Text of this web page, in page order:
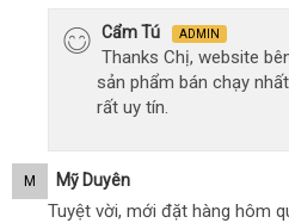
Cẩm Tú ADMIN
Thanks Chị, website
sản phẩm bán chạy
rất uy tín.
M Mỹ Duyên
Tuyệt vời, mới đặt hàng hôm